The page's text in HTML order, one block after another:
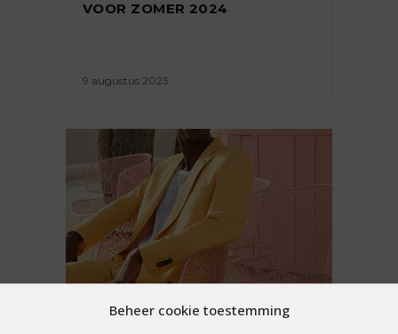
Beheer cookie toestemming
VOOR ZOMER 2024
9 augustus 2023